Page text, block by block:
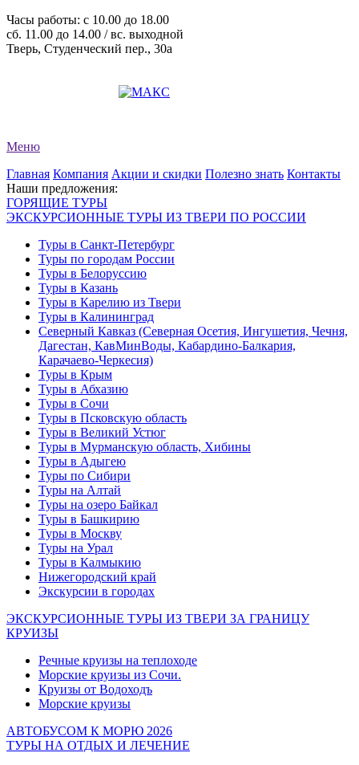
Часы работы: c 10.00 до 18.00
сб. 11.00 до 14.00 / вс. выходной
Тверь, Студенческий пер., 30а
Меню
Главная Компания Акции и скидки Полезно знать Контакты
Наши предложения:
ГОРЯЩИЕ ТУРЫ
ЭКСКУРСИОННЫЕ ТУРЫ ИЗ ТВЕРИ ПО РОССИИ
Туры в Санкт-Петербург
Туры по городам России
Туры в Белоруссию
Туры в Казань
Туры в Карелию из Твери
Туры в Калининград
Северный Кавказ (Северная Осетия, Ингушетия, Чечня,
Дагестан, КавМинВоды, Кабардино-Балкария,
Карачаево-Черкесия)
Туры в Крым
Туры в Абхазию
Туры в Сочи
Туры в Псковскую область
Туры в Великий Устюг
Туры в Мурманскую область, Хибины
Туры в Адыгею
Туры по Сибири
Туры на Алтай
Туры на озеро Байкал
Туры в Башкирию
Туры в Москву
Туры на Урал
Туры в Калмыкию
Нижегородский край
Экскурсии в городах
ЭКСКУРСИОННЫЕ ТУРЫ ИЗ ТВЕРИ ЗА ГРАНИЦУ
КРУИЗЫ
Речные круизы на теплоходе
Морские круизы из Сочи.
Круизы от Водоходъ
Морские круизы
АВТОБУСОМ К МОРЮ 2026
ТУРЫ НА ОТДЫХ И ЛЕЧЕНИЕ